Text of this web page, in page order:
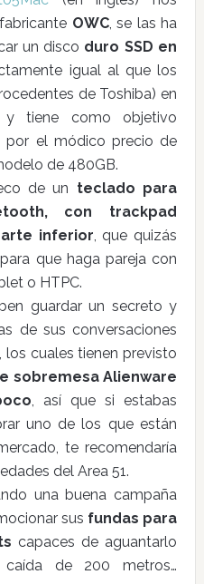
OWC, se las ha
un disco duro SSD en
igual al que los
de Toshiba) en
y tiene como objetivo
por el módico precio de
de 480GB.
de un teclado para
con trackpad
inferior, que quizás
que haga pareja con
o HTPC.
guardar un secreto y
de sus conversaciones
cuales tienen previsto
sobremesa Alienware
, así que si estabas
uno de los que están
te recomendaría
del Area 51.
una buena campaña
sus fundas para
capaces de aguantarlo
de 200 metros…